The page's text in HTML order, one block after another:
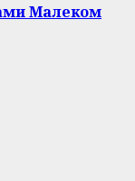
Малеком